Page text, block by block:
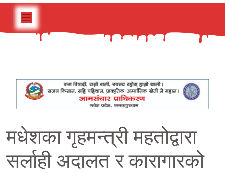
मधेशका गृहमन्त्री महतोद्वारा
सर्लाही अदालत र कारागारको